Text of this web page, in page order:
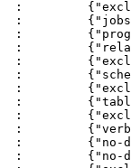
:
:
:
:
:
:
:
:
:
:
:
: